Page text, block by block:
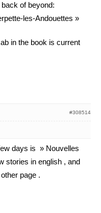
of beyond:
les-Andouettes »
in the book is current
#308514
days is » Nouvelles
stories in english , and
page .